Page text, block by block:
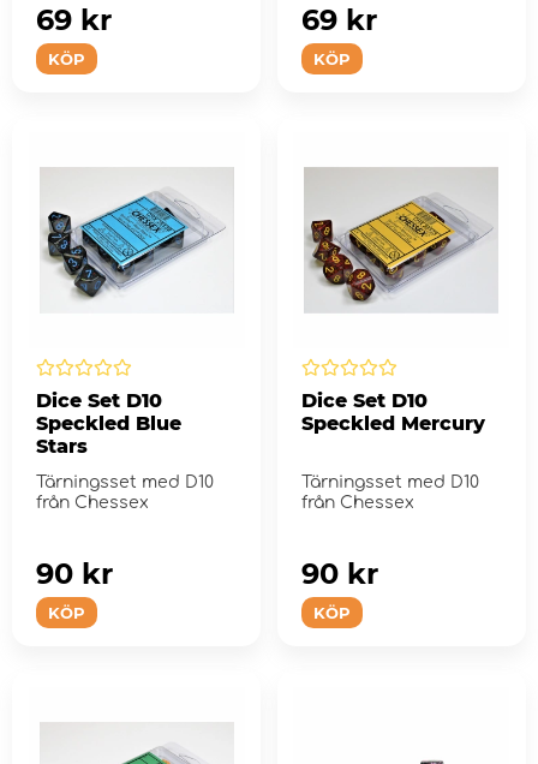
KÖP
69 kr
KÖP
69 kr
Dice Set D10
Speckled Blue
Stars
Tärningsset med D10
från Chessex
KÖP
90 kr
Dice Set D10
Speckled Mercury
Tärningsset med D10
från Chessex
KÖP
90 kr